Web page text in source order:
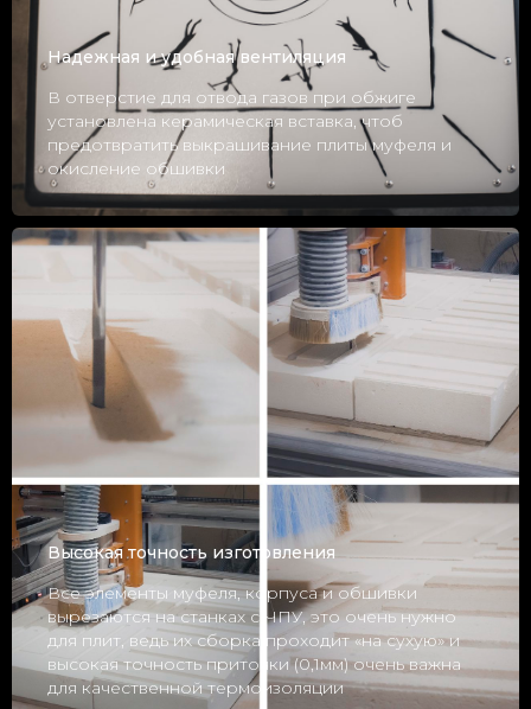
Надежная и удобная вентиляция
В отверстие для отвода газов при обжиге
установлена керамическая вставка, чтоб
предотвратить выкрашивание плиты муфеля и
окисление обшивки
Высокая точность изготовления
Все элементы муфеля, корпуса и обшивки
вырезаются на станках с ЧПУ, это очень нужно
для плит, ведь их сборка проходит «на сухую» и
высокая точность приточки (0,1мм) очень важна
для качественной термоизоляции